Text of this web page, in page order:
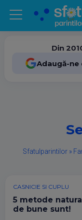
Din
Adaugă-ne
Sfatulparintilor»
CASNICIE SI CUPLU
5 metode
de bune sunt!